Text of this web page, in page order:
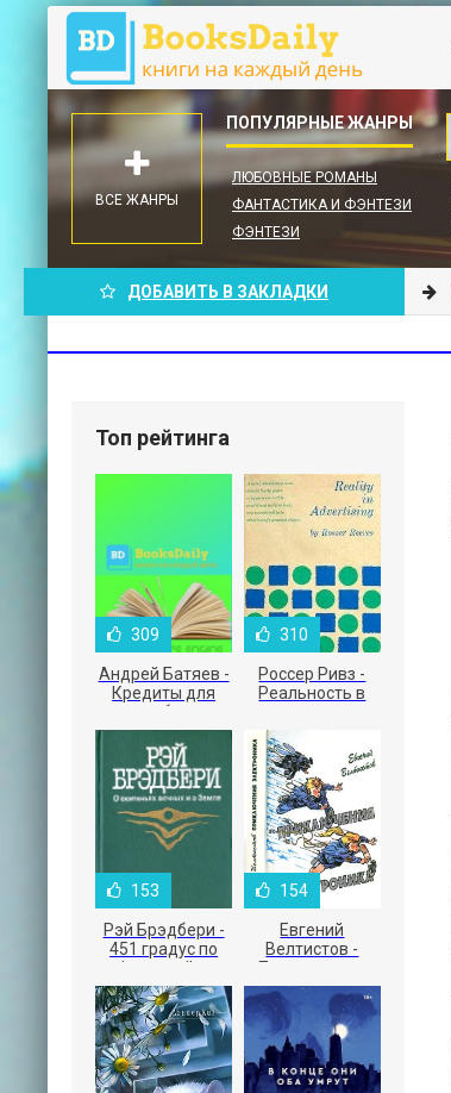
ЛЮБОВНЫЕ РОМАНЫ
ФАНТАСТИКА И ФЭНТЕЗИ
ФЭНТЕЗИ
ВСЕ ЖАНРЫ
ДОБАВИТЬ В ЗАКЛАДКИ
Топ рейтинга
309
Андрей Батяев -
Кредиты для
малого бизнеса
310
Россер Ривз -
Реальность в
153
Рэй Брэдбери -
451 градус по
Фаренгейту
154
Евгений
Велтистов -
Приключения
Электроника